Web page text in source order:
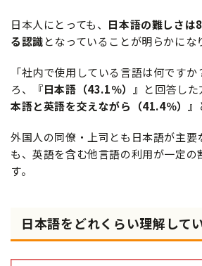
日本人にとっても、 日本語の難しさは
る認識となっていることが明らかにな
「社内で使用している言語は何です
ろ、
『日本語（43.1％）』 と回答した
本語と英語を交えながら（41.4％）』
外国人の同僚・上司とも日本語が主要
も、英語を含む他言語の利用が一定の
す。
日本語をどれくらい理解して